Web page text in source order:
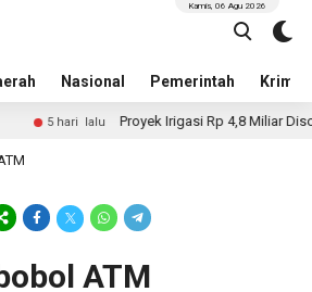
Nasional Pemerintah
Kamis, 06 Agu 2026
5 hari lalu Proyek Irigasi Rp 4,8 Miliar
ATM